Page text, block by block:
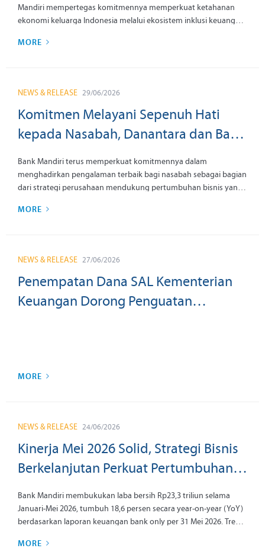
Mandiri mempertegas komitmennya memperkuat ketahanan
ekonomi keluarga Indonesia melalui ekosistem inklusi keuangan
menghadirkan pengalaman layanan keuangan yang mudah,
utama hadirnya akses keuangan yang membuka peluang
MORE
NEWS & RELEASE 29/06/2026
Komitmen Melayani Sepenuh Hati
kepada Nasabah, Danantara dan Bank
Mandiri Gelar Sosialisasi CX100
Bank Mandiri terus memperkuat komitmennya dalam
menghadirkan pengalaman terbaik bagi nasabah sebagai bagian
dari strategi perusahaan mendukung pertumbuhan bisnis yang
Sepenuh Hati", komitmen tersebut diinternalisasikan kepada
MORE
NEWS & RELEASE 27/06/2026
Penempatan Dana SAL Kementerian
Keuangan Dorong Penguatan
MORE
NEWS & RELEASE 24/06/2026
Kinerja Mei 2026 Solid, Strategi Bisnis
Berkelanjutan Perkuat Pertumbuhan
Bank Mandiri
Bank Mandiri membukukan laba bersih Rp23,3 triliun selama
Januari-Mei 2026, tumbuh 18,6 persen secara year-on-year (YoY)
berdasarkan laporan keuangan bank only per 31 Mei 2026. Tren
mendorong Return on Equity (ROE) Bank Mandiri terjaga stabil di
MORE